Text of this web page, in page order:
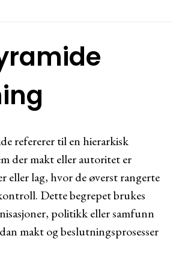
refererer til en hierarkisk
der makt eller autoritet er
eller lag, hvor de øverst rangerte
Dette begrepet brukes
politikk eller samfunn
makt og beslutningsprosesser